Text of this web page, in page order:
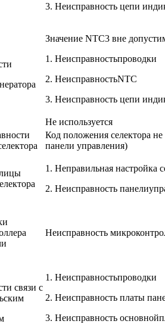
3. Неисправность цепи
Значение NTC3 вне
1. Неисправностьпроводки
2. НеисправностьNTC
3. Неисправность цепи
Не используется
Код положения селектора
панели управления)
1. Неправильная настройка
2. Неисправность
Неисправность
связи с
1. Неисправностьпроводки
2. Неисправность платы
3. Неисправность